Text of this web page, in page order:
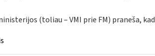
(toliau – VMI prie FM) praneša, kad